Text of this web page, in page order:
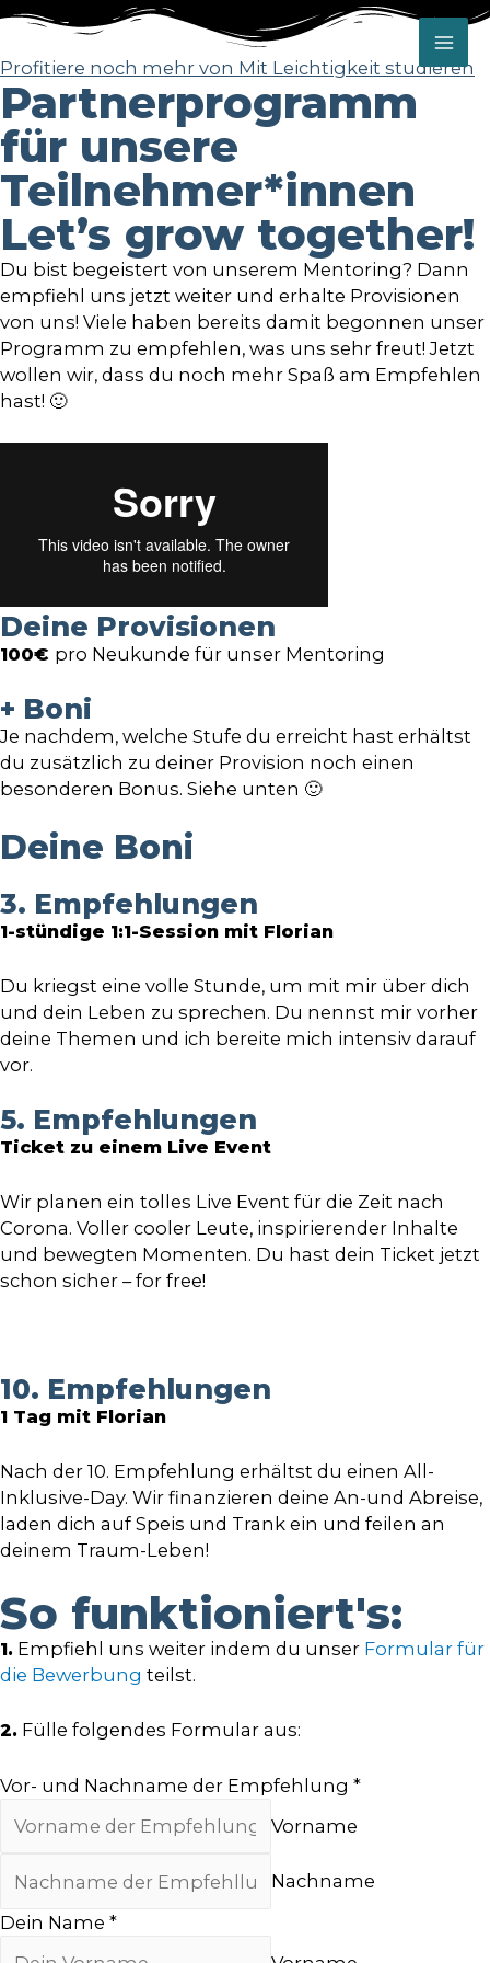
Profitiere noch mehr von Mit Leichtigkeit studieren
Partnerprogramm
für unsere
Teilnehmer*innen
Let’s grow together!
Du bist begeistert von unserem Mentoring? Dann
empfiehl uns jetzt weiter und erhalte Provisionen
von uns! Viele haben bereits damit begonnen unser
Programm zu empfehlen, was uns sehr freut! Jetzt
wollen wir, dass du noch mehr Spaß am Empfehlen
hast! 🙂
Deine Provisionen
100€ pro Neukunde für unser Mentoring
+ Boni
Je nachdem, welche Stufe du erreicht hast erhältst
du zusätzlich zu deiner Provision noch einen
besonderen Bonus. Siehe unten 🙂
Deine Boni
3. Empfehlungen
1-stündige 1:1-Session mit Florian
Du kriegst eine volle Stunde, um mit mir über dich
und dein Leben zu sprechen. Du nennst mir vorher
deine Themen und ich bereite mich intensiv darauf
vor.
5. Empfehlungen
Ticket zu einem Live Event
Wir planen ein tolles Live Event für die Zeit nach
Corona. Voller cooler Leute, inspirierender Inhalte
und bewegten Momenten. Du hast dein Ticket jetzt
schon sicher – for free!
10. Empfehlungen
1 Tag mit Florian
Nach der 10. Empfehlung erhältst du einen All-
Inklusive-Day. Wir finanzieren deine An-und Abreise,
laden dich auf Speis und Trank ein und feilen an
deinem Traum-Leben!
So funktioniert's:
1. Empfiehl uns weiter indem du unser Formular für
die Bewerbung teilst.
2. Fülle folgendes Formular aus:
Vor- und Nachname der Empfehlung *
Vorname
Nachname
Dein Name *